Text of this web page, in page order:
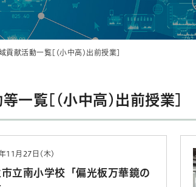
貢献活動一覧[(小中高)出前授業]
一覧[(小中高)出前授業]
11月27日(木)
立南小学校「偏光板万華鏡の